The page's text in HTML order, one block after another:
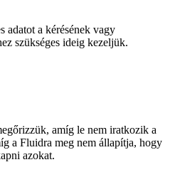
adatot a kérésének vagy
szükséges ideig kezeljük.
amíg le nem iratkozik a
a Fluidra meg nem állapítja, hogy
azokat.